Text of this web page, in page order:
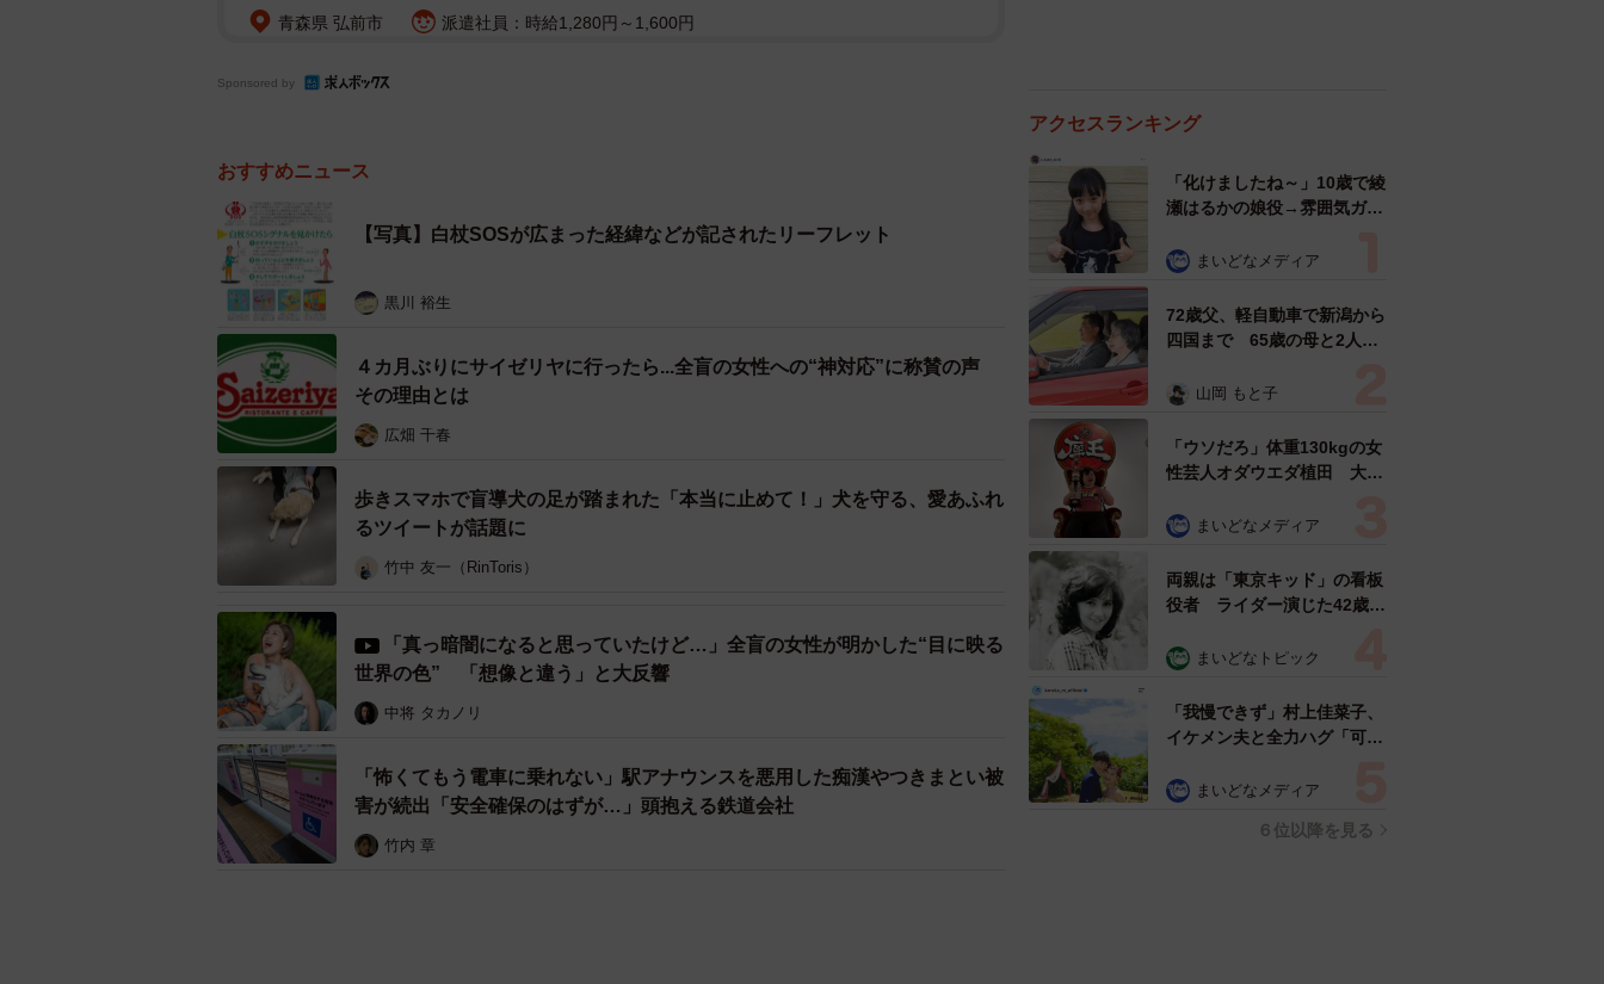
青森県 弘前市 派遣社員：時給1,280円～1,600円
Sponsored by
おすすめニュース
【写真】白杖SOSが広まった経緯などが記されたリーフレット
黒川 裕生
４カ月ぶりにサイゼリヤに行ったら...全盲の女性への“神対応”に称賛の声
その理由とは
広畑 千春
歩きスマホで盲導犬の足が踏まれた「本当に止めて！」犬を守る、愛あふれ
るツイートが話題に
竹中 友一（RinToris）
「真っ暗闇になると思っていたけど…」全盲の女性が明かした“目に映る
世界の色” 「想像と違う」と大反響
中将 タカノリ
「怖くてもう電車に乗れない」駅アナウンスを悪用した痴漢やつきまとい被
害が続出「安全確保のはずが…」頭抱える鉄道会社
竹内 章
アクセスランキング
「化けましたね～」10歳で綾
瀬はるかの娘役→雰囲気ガラ
雰囲気が」「宝塚に入れそ
まいどなメディア
72歳父、軽自動車で新潟から
四国まで 65歳の母と2人で
憩まで分刻み… 「大学生で
山岡 もと子
「ウソだろ」体重130kgの女
性芸人オダウエダ植田 大学
で」 まいどなメディア
両親は「東京キッド」の看板
役者 ライダー演じた42歳元
ングフォト」計画を明言
む」
まいどなトピック
「我慢できず」村上佳菜子、
イケメン夫と全力ハグ「可愛
まいどなメディア
６位以降を見る